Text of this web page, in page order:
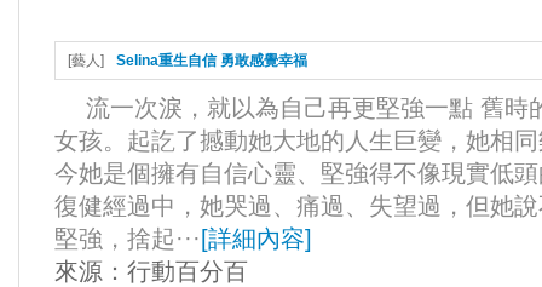
[藝人] Selina重生自信 勇敢感覺幸福
流一次淚，就以為自己再更堅強一點 舊時
女孩。起訖了撼動她大地的人生巨變，她相
今她是個擁有自信心靈、堅強得不像現實低
復健經過中，她哭過、痛過、失望過，但她
堅強，捨起··· [詳細內容]
來源： 行動百分百